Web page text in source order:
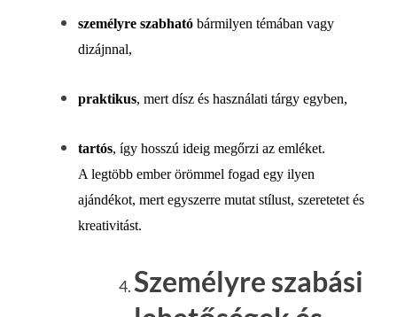
személyre szabható bármilyen témában vagy
dizájnnal,
praktikus, mert dísz és használati tárgy egyben,
tartós, így hosszú ideig megőrzi az emléket.
A legtöbb ember örömmel fogad egy ilyen
ajándékot, mert egyszerre mutat stílust, szeretetet és
kreativitást.
Személyre szabási